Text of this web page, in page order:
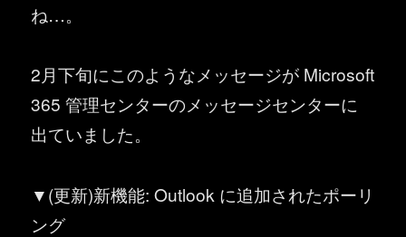
ね…。
2月下旬にこのようなメッセージが Microsoft
365 管理センターのメッセージセンターに
出ていました。
▼(更新)新機能: Outlook に追加されたポーリ
ング